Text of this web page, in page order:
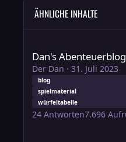
ÄHNLICHE INHALTE
Dan's
Der Dan · 31. Juli 2023
blog
spielmaterial
würfeltabelle
24 Antworten7.696